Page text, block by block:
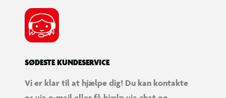
SØDESTE KUNDESERVICE
Vi er klar til at hjælpe dig! Du kan kontakte